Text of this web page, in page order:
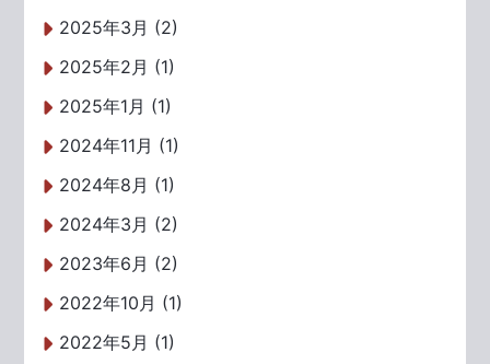
2025年3月 (2)
2025年2月 (1)
2025年1月 (1)
2024年11月 (1)
2024年8月 (1)
2024年3月 (2)
2023年6月 (2)
2022年10月 (1)
2022年5月 (1)